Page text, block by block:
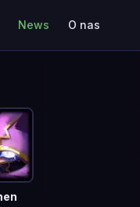
News O nas